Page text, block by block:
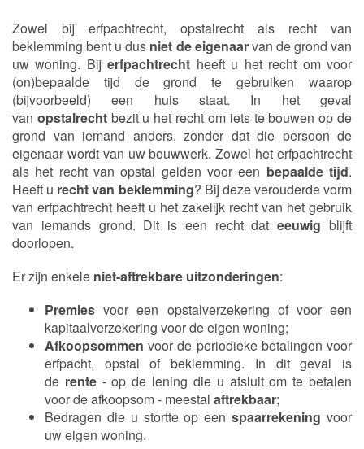
Zowel bij erfpachtrecht, opstalrecht als recht van
beklemming bent u dus niet de eigenaarvan de grond van
uw woning. Bijerfpachtrecht heeft u het recht om voor
(on)bepaalde tijd de grond te gebruiken waarop
(bijvoorbeeld) een huis staat. In het geval
van opstalrecht bezit u het recht om iets te bouwen op de
grond van iemand anders, zonder dat die persoon de
eigenaar wordt van uw bouwwerk. Zowel het erfpachtrecht
als het recht van opstal gelden voor een bepaalde tijd.
Heeft u recht van beklemming? Bij deze verouderde vorm
van erfpachtrecht heeft u het zakelijk recht van het gebruik
van iemands grond. Dit is een recht dateeuwigblijft
doorlopen.
Er zijn enkele niet-aftrekbare uitzonderingen:
Premiesvoor een opstalverzekering of voor een
kapitaalverzekering voor de eigen woning;
Afkoopsommenvoor de periodieke betalingen voor
erfpacht, opstal of beklemming. In dit geval is
de rente - op de lening die u afsluit om te betalen
voor de afkoopsom - meestal aftrekbaar;
Bedragen die u stortte op eenspaarrekeningvoor
uw eigen woning.